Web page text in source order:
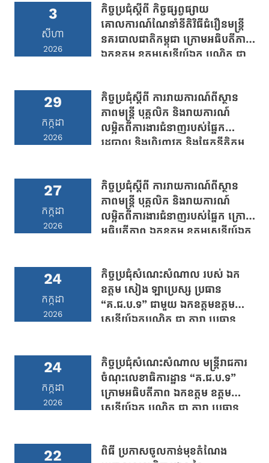
3
សីហា
2026
កិច្ចប្រជុំស្តីពី កិច្ចផ្សព្វផ្សាយ
គោលការណ៍ណែនាំនីតិវិធីជំរឿនមន្រ្តី
នគរបាលជាតិកម្ពុជា ក្រោមអធិបតីភាព
ឯកឧត្តម ឧត្តមសេនីយ៍ឯក បណ្ឌិត ជា
29
កក្កដា
2026
កិច្ចប្រជុំស្តីពី ការរាយការណ៍ពីស្ថាន
ភាពមន្រ្តី បុគ្គលិក និងរាយការណ៍
លម្អិតពីការងារជំនាញរបស់ផ្នែក
រដ្ឋបាល និងហិរញ្ញវត្ថុ និងផ្នែកនីតិកម្ម
តារា ប្រធានលេខាធិការដ្ឋាន
“គ.ជ.ប.ទ”
27
កក្កដា
2026
កិច្ចប្រជុំស្តីពី ការរាយការណ៍ពីស្ថាន
ភាពមន្រ្តី បុគ្គលិក និងរាយការណ៍
លម្អិតពីការងារជំនាញរបស់ផ្នែក ក្រោម
អធិបតីភាព ឯកឧត្តម ឧត្តមសេនីយ៍ឯក
24
កក្កដា
2026
កិច្ចប្រជុំសំណេះសំណាល របស់ ឯក
ឧត្តម សៀង ឡាប្រេស្ស ប្រធាន
“គ.ជ.ប.ទ” ជាមួយ ឯកឧត្តមឧត្តម
សេនីយ៍ឯកបណ្ឌិត ជា តារា ប្រធាន
24
កក្កដា
2026
កិច្ចប្រជុំសំណេះសំណាល មន្រ្តីរាជការ
ចំណុះលេខាធិការដ្ឋាន “គ.ជ.ប.ទ”
ក្រោមអធិបតីភាព ឯកឧត្តម ឧត្តម
សេនីយ៍ឯក បណ្ឌិត ជា តារា ប្រធាន
22
ពិធី ប្រកាសចូលកាន់មុខតំណែង